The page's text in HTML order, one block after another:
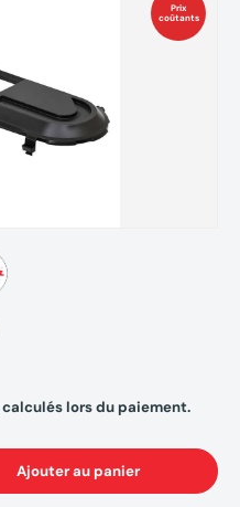
Prix
coûtants
calculés lors du paiement.
Ajouter au panier